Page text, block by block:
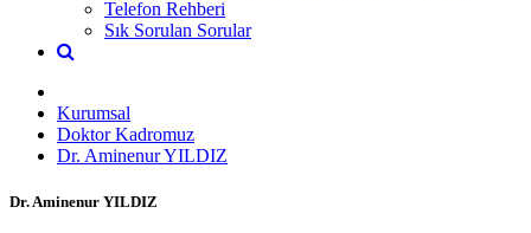
Telefon Rehberi
Sık Sorulan Sorular
Kurumsal
Doktor Kadromuz
Dr. Aminenur YILDIZ
Dr. Aminenur YILDIZ